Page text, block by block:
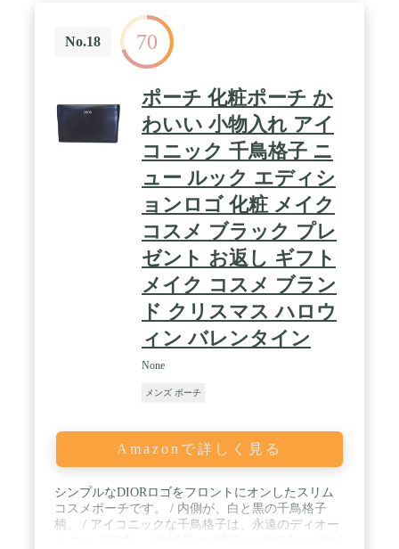
最適なボディバッグです。カジュアルでシンプルな
デザインの永遠のスタイル：KS3248Wは、クロスボ
ディ、ファニーパック、スリングバッグとして、ア
ウトドアサイクリング、旅行、レジャー、オフィ
ス、ハイキングなどで使用することができます。 /
【トリプルポケットデザイン】：3つのメイン収納
コンパートメント、中央のセミオープンポケット、
背面の隠しマグネットカードスロットでデザインさ
れています。 複数のコンパートメントがあり、必要
なものを十分に収納することができます。 注意：こ
のボディバッグは、ipadの収納には適していませ
No.18 70
ポーチ 化粧ポーチ か
わいい 小物入れ アイ
コニック 千鳥格子 ニ
ュー ルック エディシ
ョンロゴ 化粧 メイク
コスメ ブラック プレ
ゼント お返し ギフト
メイク コスメ ブラン
ド クリスマス ハロウ
ィン バレンタイン
None
メンズ ポーチ
Amazonで詳しく見る
シンプルなDIORロゴをフロントにオンしたスリム
コスメポーチです。 / 内側が、白と黒の千鳥格子
柄。 / アイコニックな千鳥格子は、永遠のディオー